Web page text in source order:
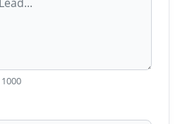
1000